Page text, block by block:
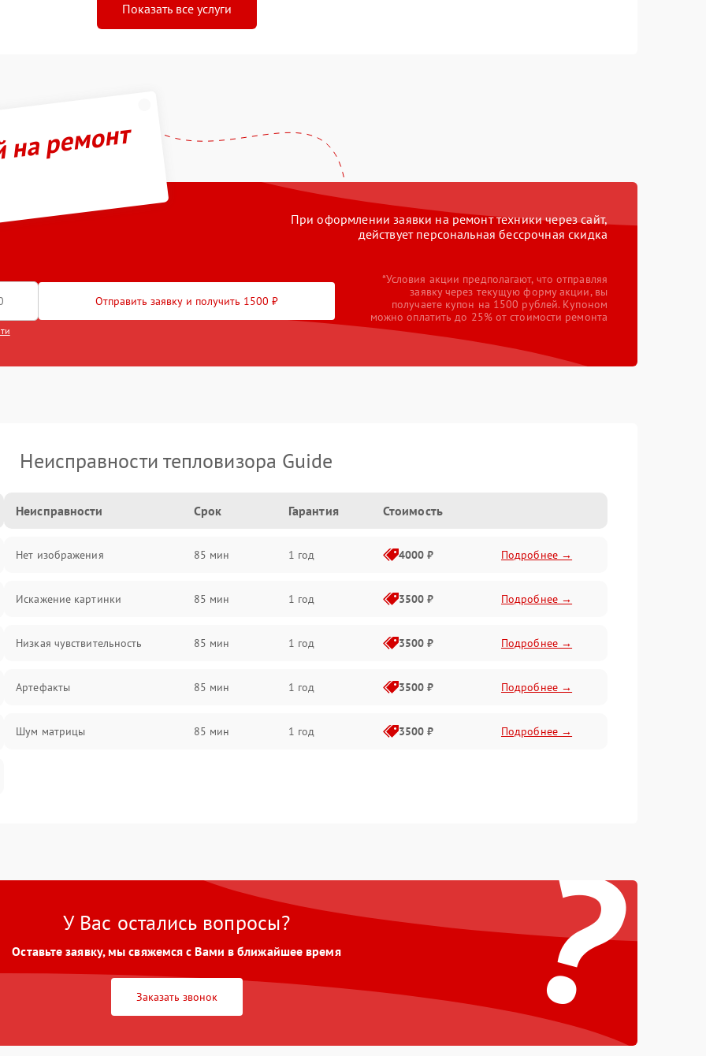
Показать все услуги
ремонт
При оформлении заявки на ремонт техники через сайт,
действует персональная бессрочная скидка
Отправить заявку и получить 1500 ₽
*Условия акции предполагают, что отправляя
заявку через текущую форму акции, вы
получаете купон на 1500 рублей. Купоном
можно оплатить до 25% от стоимости ремонта
Неисправности тепловизора Guide
Неисправности Срок Гарантия Стоимость
Нет изображения 85 мин 1 год 4000 ₽ Подробнее →
Искажение картинки 85 мин 1 год 3500 ₽ Подробнее →
Низкая чувствительность 85 мин 1 год 3500 ₽ Подробнее →
Артефакты 85 мин 1 год 3500 ₽ Подробнее →
Шум матрицы 85 мин 1 год 3500 ₽ Подробнее →
?
У Вас остались вопросы?
Оставьте заявку, мы свяжемся с Вами в ближайшее время
Заказать звонок